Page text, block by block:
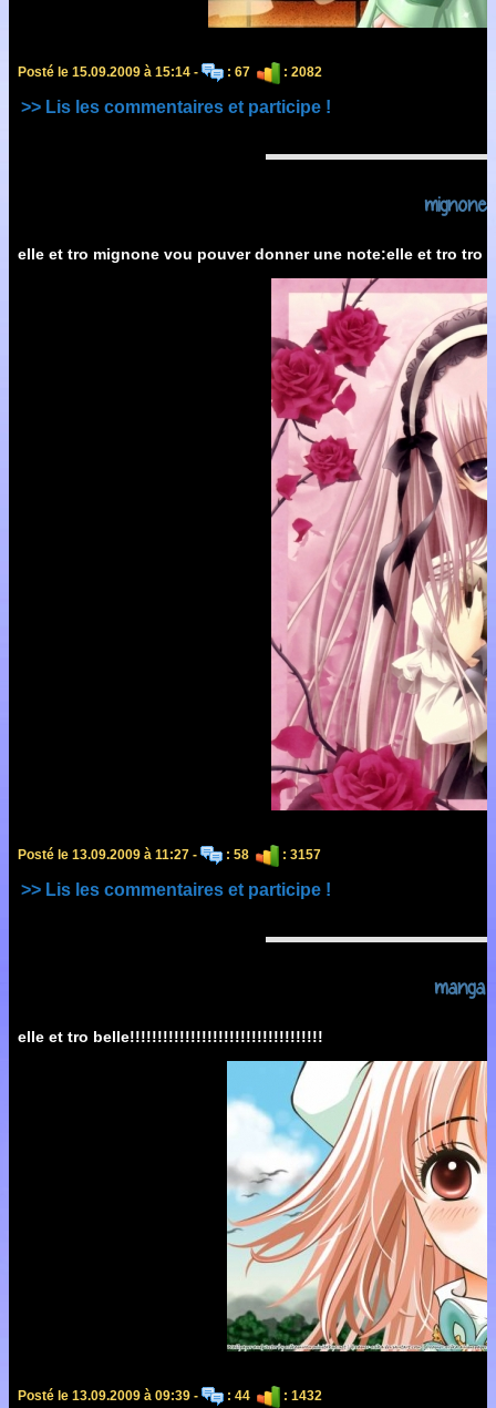
Posté le 15.09.2009 à 15:14 - : 67 : 2082
>> Lis les commentaires et participe !
mignone?
elle et tro mignone vou pouver donner une note:elle et tro
Posté le 13.09.2009 à 11:27 - : 58 : 3157
>> Lis les commentaires et participe !
manga
elle et tro belle!!!!!!!!!!!!!!!!!!!!!!!!!!!!!!!!!!!
Posté le 13.09.2009 à 09:39 - : 44 : 1432